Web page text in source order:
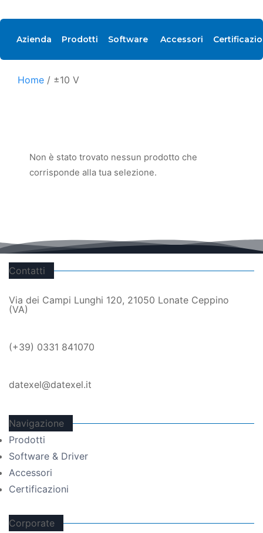
Azienda Prodotti Software Accessori
±10 V
Home / ±10 V
Non è stato trovato nessun prodotto che
corrisponde alla tua selezione.
Contatti
Via dei Campi Lunghi 120, 21050 Lonate Ceppino
(VA)
(+39) 0331 841070
datexel@datexel.it
Navigazione
Prodotti
Software & Driver
Accessori
Certificazioni
Corporate